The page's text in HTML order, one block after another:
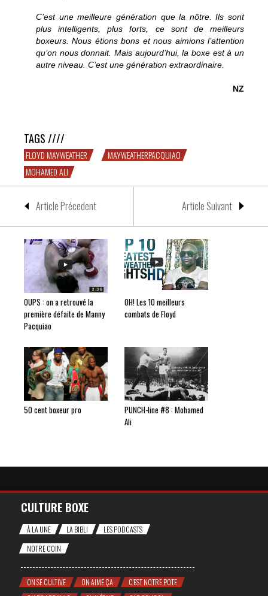
C’est une meilleure génération que la nôtre. Ils sont
plus intelligents, plus forts, ce sont de meilleurs
boxeurs. Nous étions bons et nous aimions l’attention
qu’on nous donnait. Mais aujourd’hui, la boxe est à un
autre niveau. C’est une génération extraordinaire.
NZ
TAGS ////
FLOYD MAYWEATHER
MAYWEATHERPACQUIAO
MOHAMED ALI
Article Précedent Article Suivant
OUPS : on a retrouvé la
première défaite de Manny
Pacquiao
OH! Les 10 meilleurs
combats de Floyd
50 cent boxeur pro
PUNCH-line #8 : Mohamed
Ali
CULTURE BOXE
À LA UNE LA BIBLI
LES PODCASTS
NOTRE COIN
ON SE CULTIVE ON AIME ÇA
C'EST NOTRE POTE